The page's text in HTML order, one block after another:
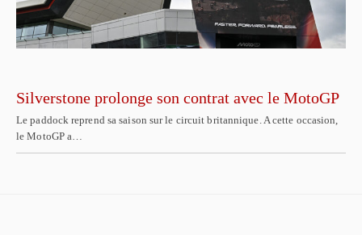
Silverstone prolonge son contrat avec le MotoGP
Le paddock reprend sa saison sur le circuit britannique. A cette occasion,
le MotoGP a…